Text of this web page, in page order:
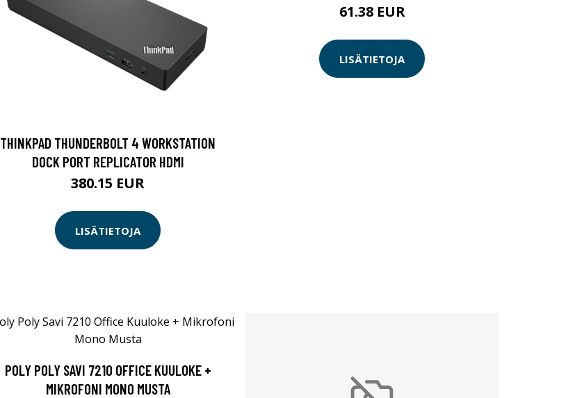
THINKPAD THUNDERBOLT 4 WORKSTATION
DOCK PORT REPLICATOR HDMI
380.15 EUR
LISÄTIETOJA
61.38 EUR
LISÄTIETOJA
POLY POLY SAVI 7210 OFFICE KUULOKE +
MIKROFONI MONO MUSTA